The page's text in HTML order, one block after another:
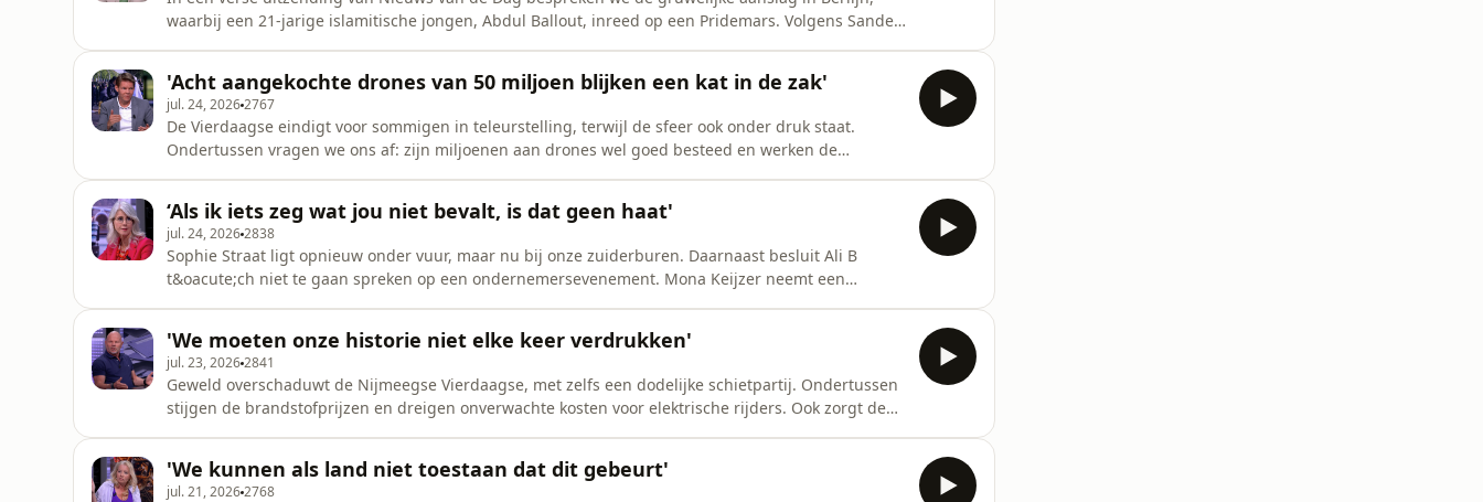
waarbij een 21-jarige islamitische jongen, Abdul Ballout, inreed op een Pridemars. Volgens Sander
aan om de boerenprotesten we
'Acht aangekochte drones van 50 miljoen blijken een kat in de zak'
jul. 24, 20262767
De Vierdaagse eindigt voor sommigen in teleurstelling, terwijl de sfeer ook onder druk staat.
Ondertussen vragen we ons af: zijn miljoenen aan drones wel goed besteed en werken de
&lsquo;baarbrief&rsquo; te sturen. Dit en meer in
‘Als ik iets zeg wat jou niet bevalt, is dat geen haat'
jul. 24, 20262838
Sophie Straat ligt opnieuw onder vuur, maar nu bij onze zuiderburen. Daarnaast besluit Ali B
t&oacute;ch niet te gaan spreken op een ondernemersevenement. Mona Keijzer neemt een
afgesloten tussen 23.00 uur en 5.00 uur. En wat moeten
'We moeten onze historie niet elke keer verdrukken'
jul. 23, 20262841
Geweld overschaduwt de Nijmeegse Vierdaagse, met zelfs een dodelijke schietpartij. Ondertussen
stijgen de brandstofprijzen en dreigen onverwachte kosten voor elektrische rijders. Ook zorgt de
Nieuws van de Dag. Presenta
'We kunnen als land niet toestaan dat dit gebeurt'
jul. 21, 20262768